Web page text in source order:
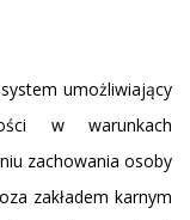
umożliwiający
w warunkach
zachowania osoby
zakładem karnym